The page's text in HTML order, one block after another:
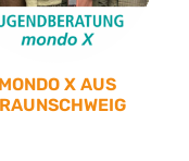
MONDO X AUS